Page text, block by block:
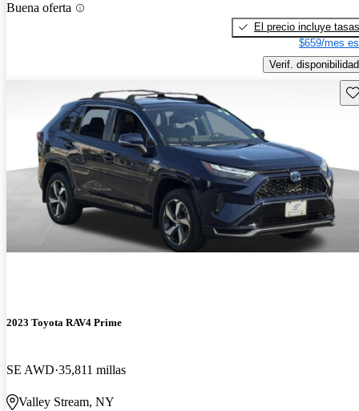
Buena oferta
El precio incluye tasas
$659/mes
Verif. disponibilidad
2023 Toyota RAV4 Prime
SE AWD 35,811 millas
Valley Stream, NY